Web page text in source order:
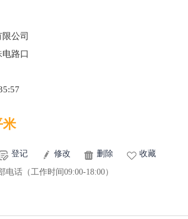
公司
路口
米
登记 修改 删除 收藏
话（工作时间09:00-18:00）